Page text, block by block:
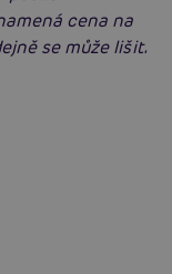
cena na
se může lišit.
za krokem